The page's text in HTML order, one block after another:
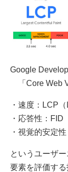
Google
「Core Web
・速度：LCP
・応答性：FID
・視覚的安定
というユーザ
要素を評価する